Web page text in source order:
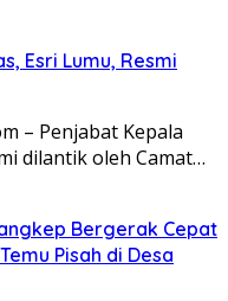
Esri Lumu, Resmi
– Penjabat Kepala
dilantik oleh Camat…
Bergerak Cepat
Pisah di Desa